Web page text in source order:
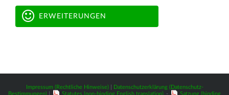
ERWEITERUNGEN
Impressum (Rechtliche Hinweise)|
Datenschutzerklärung (Datenschutz-
Bestimmungen)
Statutes (non-binding English translation) - Satzung (binding